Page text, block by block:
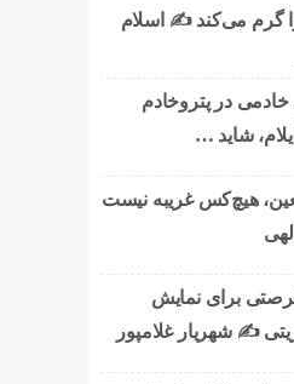
گرم می‌کند ✍️ اسلام
در پتروخادم
شاید …
هیچ‌کس غریبه نیست
فرصتی برای نمایش
✍ شهریار غلامپور